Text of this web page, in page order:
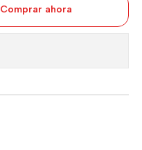
Comprar ahora